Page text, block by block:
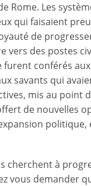
Rome. Les
qui faisaient
de
vers des postes
furent conférés
savants qui
mis au point
de nouvelles
cherchent à
vous demander